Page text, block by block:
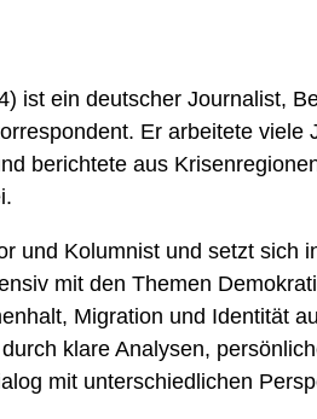
ist ein deutscher Journalist,
Er arbeitete viele
berichtete aus
.
und Kolumnist und setzt sich
mit den Themen
Migration und Identität
klare Analysen,
mit unterschiedlichen